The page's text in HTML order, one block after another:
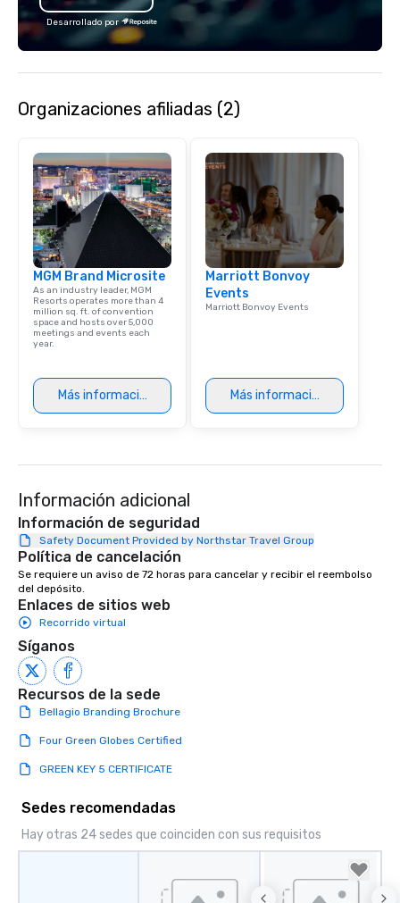
Desarrollado por
Organizaciones afiliadas (2)
MGM Brand Microsite
As an industry leader, MGM
Resorts operates more than 4
million sq. ft. of convention
space and hosts over 5,000
meetings and events each
year.
Más información
Marriott Bonvoy
Events
Marriott Bonvoy Events
Más información
Información adicional
Información de seguridad
Safety Document Provided by Northstar Travel Group
Política de cancelación
Se requiere un aviso de 72 horas para cancelar y recibir el reembolso
del depósito.
Enlaces de sitios web
Recorrido virtual
Síganos
Recursos de la sede
Bellagio Branding Brochure
Four Green Globes Certified
GREEN KEY 5 CERTIFICATE
Sedes recomendadas
Hay otras 24 sedes que coinciden con sus requisitos